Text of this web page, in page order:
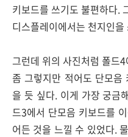
키보드를 쓰기도 불편하다.
디스플레이에서는 천지인을
그런데 위의 사진처럼 폴드
좀 그렇지만 적어도 단모음
을 듯 싶다. 이게 가장 궁금
드3에서 단모음 키보드를
어든 것을 느낄 수 있었다.